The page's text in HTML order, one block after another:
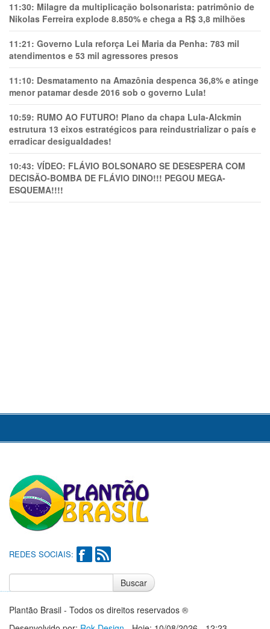
11:30: Milagre da multiplicação bolsonarista: patrimônio de
Nikolas Ferreira explode 8.850% e chega a R$ 3,8 milhões
11:21: Governo Lula reforça Lei Maria da Penha: 783 mil
atendimentos e 53 mil agressores presos
11:10: Desmatamento na Amazônia despenca 36,8% e atinge
menor patamar desde 2016 sob o governo Lula!
10:59: RUMO AO FUTURO! Plano da chapa Lula-Alckmin
estrutura 13 eixos estratégicos para reindustrializar o país e
erradicar desigualdades!
10:43: VÍDEO: FLÁVIO BOLSONARO SE DESESPERA COM
DECISÃO-BOMBA DE FLÁVIO DINO!!! PEGOU MEGA-
ESQUEMA!!!!
REDES SOCIAIS:
Buscar
Plantão Brasil - Todos os direitos reservados ®